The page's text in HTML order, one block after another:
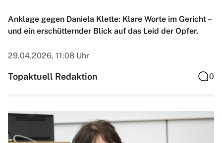
Anklage gegen Daniela Klette: Klare Worte im Gericht –
und ein erschütternder Blick auf das Leid der Opfer.
29.04.2026, 11:08 Uhr
Topaktuell Redaktion 0